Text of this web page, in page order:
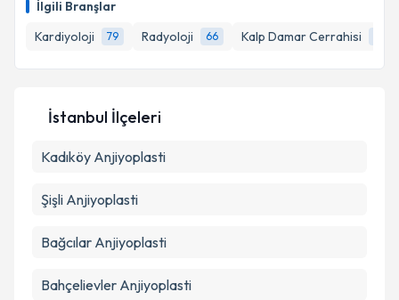
İlgili Branşlar
Kardiyoloji
79 Radyoloji 66 Kalp Damar Cerrahisi
İstanbul İlçeleri
Kadıköy Anjiyoplasti
Şişli Anjiyoplasti
Bağcılar Anjiyoplasti
Bahçelievler Anjiyoplasti